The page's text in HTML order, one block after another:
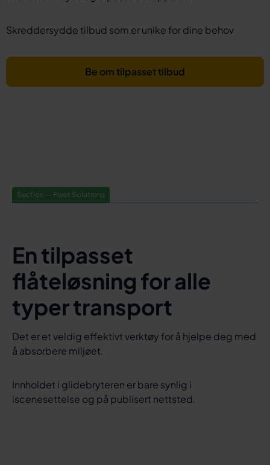
Skreddersydde tilbud som er unike for dine behov
Be om tilpasset tilbud
Section — Fleet Solutions
En tilpasset
flåteløsning for alle
typer transport
Det er et veldig effektivt verktøy for å hjelpe deg med
å absorbere miljøet.
Innholdet i glidebryteren er bare synlig i
iscenesettelse og på publisert nettsted.